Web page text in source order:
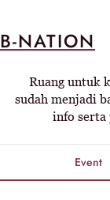
B-NATION
Ruang untuk
sudah menjadi
info serta
Event